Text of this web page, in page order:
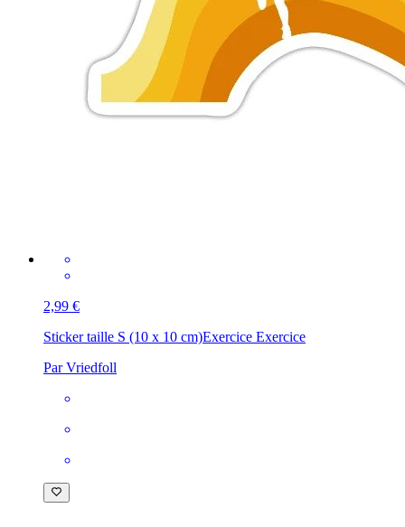
2,99 €
Sticker taille S (10 x 10 cm)Exercice Exercice
Par Vriedfoll